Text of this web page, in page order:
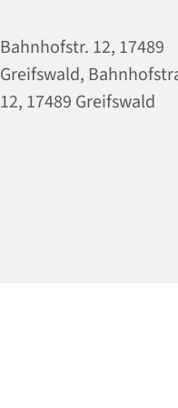
Bahnhofstr. 12, 17489
Greifswald,
12, 17489 Greifswald